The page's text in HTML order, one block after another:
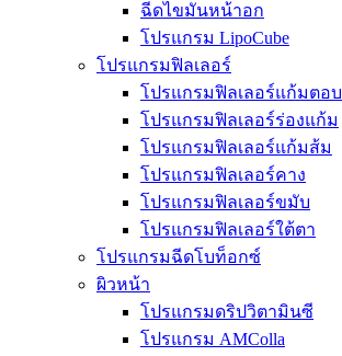
ฉีดไขมันหน้าอก
โปรแกรม LipoCube
โปรแกรมฟิลเลอร์
โปรแกรมฟิลเลอร์แก้มตอบ
โปรแกรมฟิลเลอร์ร่องแก้ม
โปรแกรมฟิลเลอร์แก้มส้ม
โปรแกรมฟิลเลอร์คาง
โปรแกรมฟิลเลอร์ขมับ
โปรแกรมฟิลเลอร์ใต้ตา
โปรแกรมฉีดโบท็อกซ์
ผิวหน้า
โปรแกรมดริปวิตามินซี
โปรแกรม AMColla